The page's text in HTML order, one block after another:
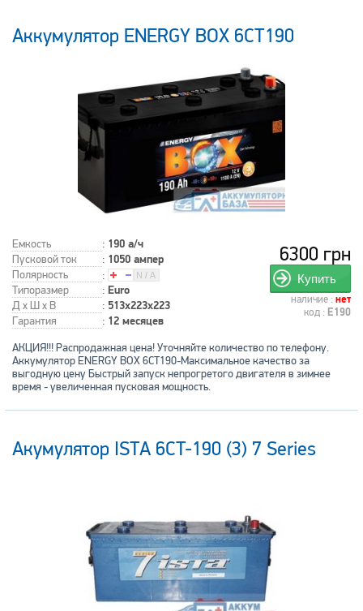
Аккумулятор ENERGY BOX 6СТ190
Емкость : 190 а/ч
Пусковой ток : 1050 ампер
Полярность
:
Типоразмер
: Euro
Д x Ш x В : 513x223x223
Гарантия : 12 месяцев
6300 грн
Купить
наличие : нет
код : E190
АКЦИЯ!!! Распродажная цена! Уточняйте количество по телефону.
Аккумулятор ENERGY BOX 6СТ190-Максимальное качество за
выгодную цену Быстрый запуск непрогретого двигателя в зимнее
время - увеличенная пусковая мощность.
Акумулятор ISTA 6CT-190 (3) 7 Series